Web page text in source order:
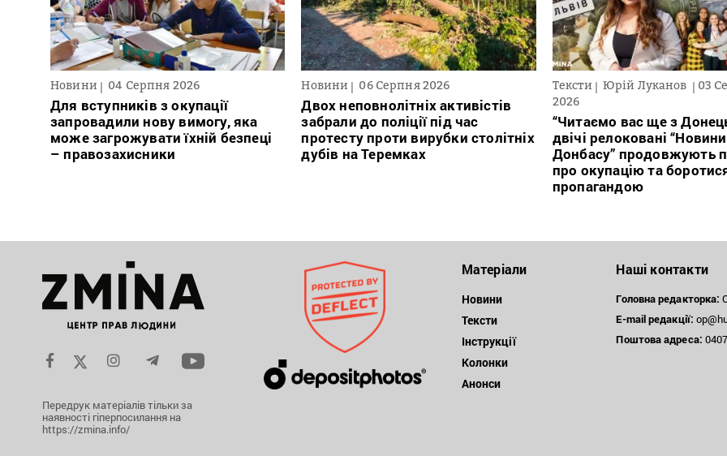
Новини 04 Серпня 2026
Для вступників з окупації
запровадили нову вимогу, яка
може загрожувати їхній безпеці
– правозахисники
Новини 06 Серпня 2026
Двох неповнолітніх активістів
забрали до поліції під час
протесту проти вирубки столітніх
дубів на Теремках
Тексти Юрій Луканов
03
2026
“Читаємо вас ще з
двічі релоковані “Новини
Донбасу” продовжують
про окупацію та
пропагандою
Передрук матеріалів тільки за
наявності гіперпосилання на
https://zmina.info/
Матеріали
Новини
Тексти
Інструкції
Колонки
Анонси
Наші контакти
Головна редакторка:
E-mail редакції:
Поштоваадреса: